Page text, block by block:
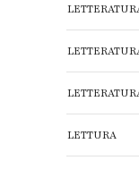
LETTURA